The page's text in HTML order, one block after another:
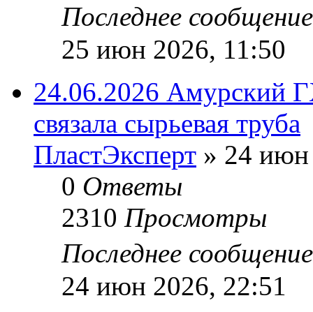
Последнее
25 июн 2026, 11:50
24.06.2026 Амурский
связала сырьевая труба
ПластЭксперт » 24 июн
0 Ответы
2310 Просмотры
Последнее
24 июн 2026, 22:51